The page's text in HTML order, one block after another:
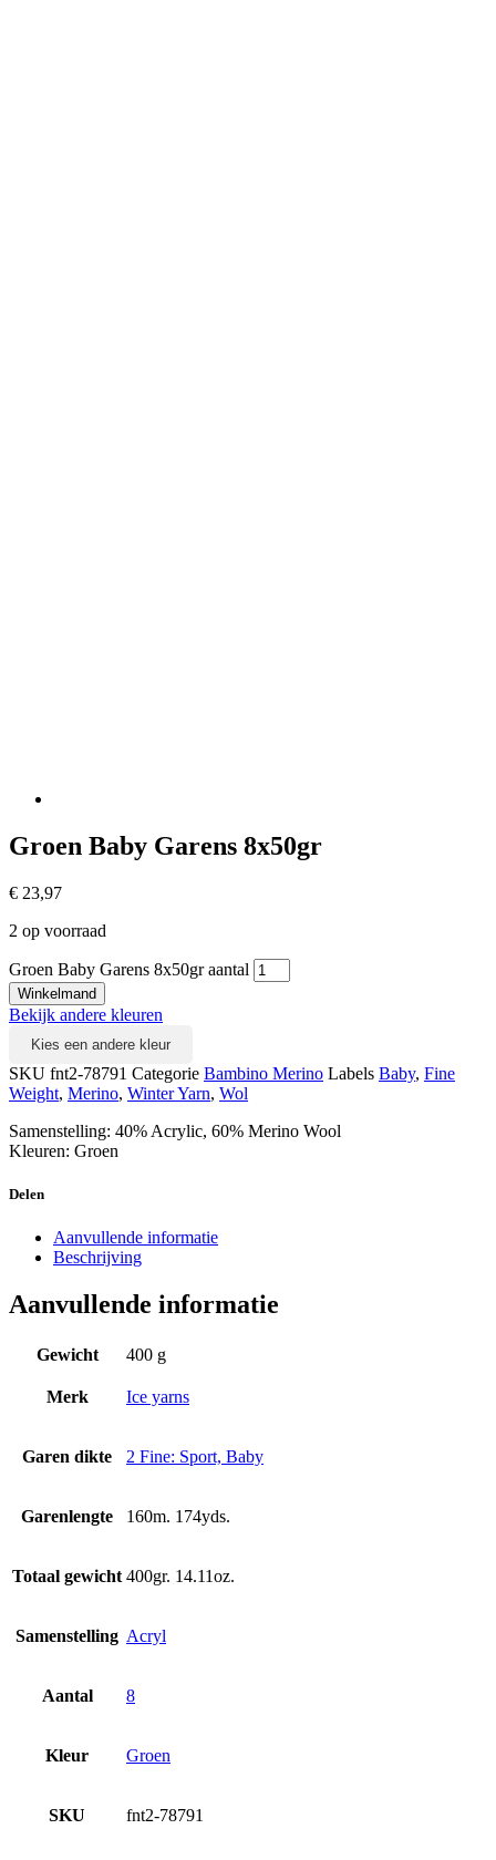
Groen Baby Garens 8x50gr
€ 23,97
2 op voorraad
Groen Baby Garens 8x50gr aantal
Winkelmand
Bekijk andere kleuren
Kies een andere kleur
SKU fnt2-78791 Categorie Bambino Merino Labels Baby, Fine
Weight, Merino, Winter Yarn, Wol
Samenstelling: 40% Acrylic, 60% Merino Wool
Kleuren: Groen
Delen
Aanvullende informatie
Beschrijving
Aanvullende informatie
Gewicht 400 g
Merk Ice yarns
Garen dikte 2 Fine: Sport, Baby
Garenlengte 160m. 174yds.
Totaal gewicht 400gr. 14.11oz.
Samenstelling Acryl
Aantal 8
Kleur Groen
SKU fnt2-78791